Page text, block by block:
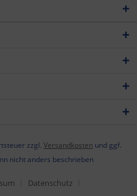
zzgl. Versandkosten und ggf.
nicht anders beschrieben
Datenschutz